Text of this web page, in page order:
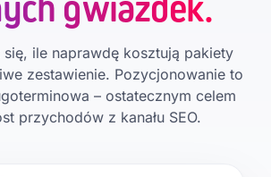
się, ile naprawdę kosztują pakiety
zestawienie. Pozycjonowanie to
– ostatecznym celem
przychodów z kanału SEO.